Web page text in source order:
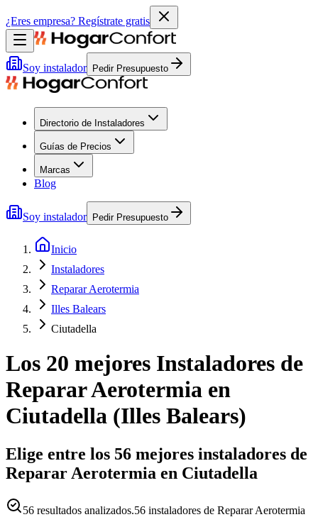
¿Eres empresa? Regístrate gratis
Soy instalador Pedir Presupuesto
Directorio de Instaladores
Guías de Precios
Marcas
Blog
Soy instalador Pedir Presupuesto
Inicio
Instaladores
Reparar Aerotermia
Illes Balears
Ciutadella
Los 20 mejores Instaladores de
Reparar Aerotermia en
Ciutadella (Illes Balears)
Elige entre los 56 mejores instaladores de
Reparar Aerotermia en Ciutadella
56 resultados analizados.56 instaladores de Reparar Aerotermia